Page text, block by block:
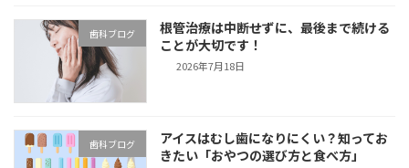
歯科ブログ
根管治療は中断せずに、最後まで続ける
ことが大切です！
2026年7月18日
歯科ブログ
アイスはむし歯になりにくい？知ってお
きたい「おやつの選び方と食べ方」